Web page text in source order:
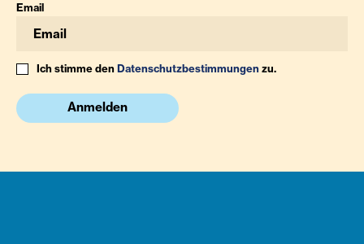
Email
Ich stimme denDatenschutzbestimmungenzu.
Anmelden